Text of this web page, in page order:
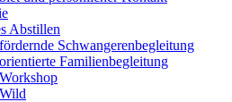
Abstillen
Schwangerenbegleitung
Familienbegleitung